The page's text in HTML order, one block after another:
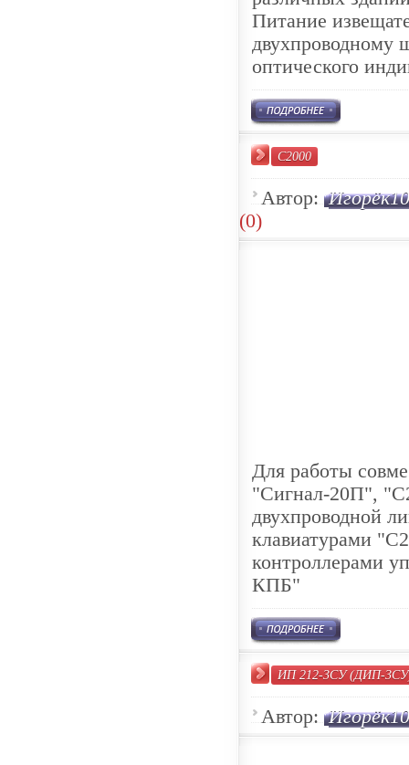
Питание
двухпроводному
оптического
С2000
Автор:
(0)
Для работы
"Сигнал-20П",
двухпроводной
клавиатурами
контроллерами
КПБ"
ИП 212-3СУ (ДИП-
Автор: